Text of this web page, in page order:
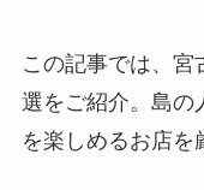
この記事では、宮
選をご紹介。島の
を楽しめるお店を